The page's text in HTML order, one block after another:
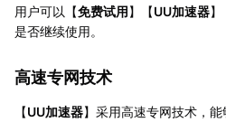
用户可以【免费试用】【UU加速器
是否继续使用。
高速专网技术
【UU加速器】采用高速专网技术，